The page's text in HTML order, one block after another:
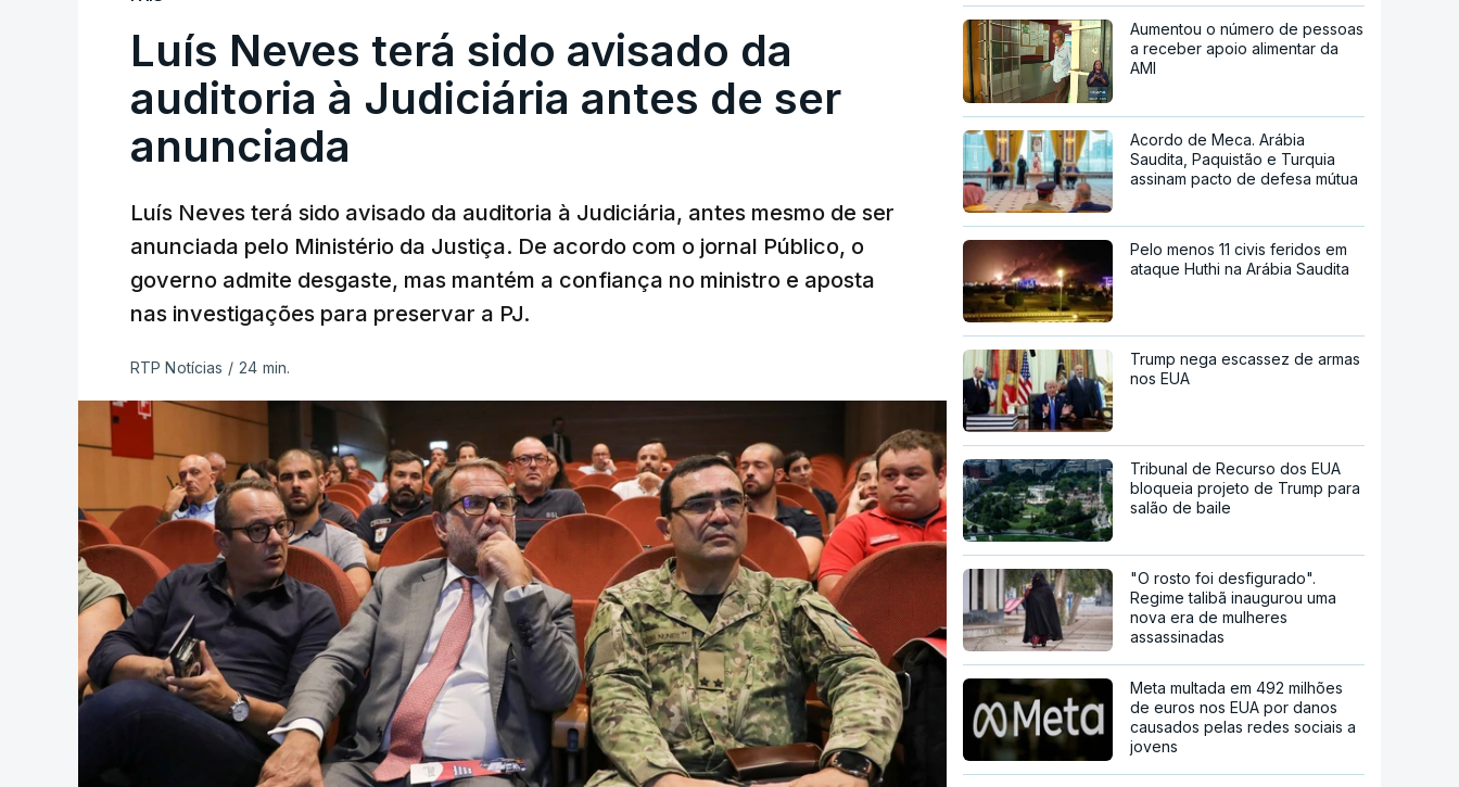
Luís Neves terá sido avisado da
auditoria à Judiciária antes de ser
anunciada
Luís Neves terá sido avisado da auditoria à Judiciária, antes mesmo de ser
anunciada pelo Ministério da Justiça. De acordo com o jornal Público, o
governo admite desgaste, mas mantém a confiança no ministro e aposta
nas investigações para preservar a PJ.
RTP Notícias / 24 min.
Aumentou o número de pessoas
a receber apoio alimentar da
AMI
Acordo de Meca. Arábia
Saudita, Paquistão e Turquia
assinam pacto de defesa mútua
Pelo menos 11 civis feridos em
ataque Huthi na Arábia Saudita
Trump nega escassez de armas
nos EUA
Tribunal de Recurso dos EUA
bloqueia projeto de Trump para
salão de baile
"O rosto foi desfigurado".
Regime talibã inaugurou uma
nova era de mulheres
assassinadas
Meta multada em 492 milhões
de euros nos EUA por danos
causados pelas redes sociais a
jovens